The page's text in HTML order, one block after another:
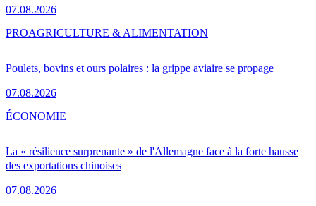
07.08.2026
Poulets, bovins et ours polaires : la grippe aviaire se propage
07.08.2026
PROAGRICULTURE & ALIMENTATION
La « résilience surprenante » de l'Allemagne face à la forte hausse
des exportations chinoises
07.08.2026
ÉCONOMIE